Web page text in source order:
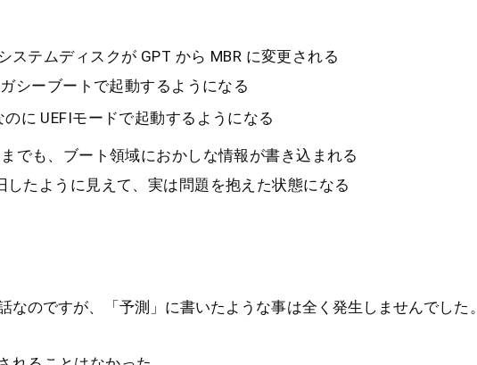
テムディスクが GPT から MBR に変更される
シーブートで起動するようになる
のに UEFIモードで起動するようになる
でも、ブート領域におかしな情報が書き込まれる
したように見えて、実は問題を抱えた状態になる
なのですが、「予測」に書いたような事は全く発生しませんでした。